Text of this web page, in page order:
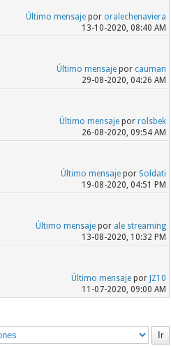
Último mensajepor oralechenaviera
13-10-2020, 08:40 AM
Último mensajepor cauman
29-08-2020, 04:26 AM
Último mensajepor rolsbek
26-08-2020, 09:54 AM
Último mensajepor Soldati
19-08-2020, 04:51 PM
Último mensajepor ale streaming
13-08-2020, 10:32 PM
Último mensajepor JZ10
11-07-2020, 09:00 AM